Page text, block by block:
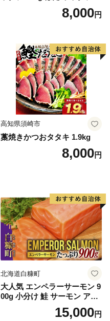
8,000円
高知県須崎市
藁焼きかつおタタキ 1.9kg
8,000円
北海道白糠町
大人気 エンペラーサーモン 9
00g 小分け 鮭 サーモン アト
ランティックサーモン 水産
庁長官賞 受賞 さけ シャケ し
15,000円